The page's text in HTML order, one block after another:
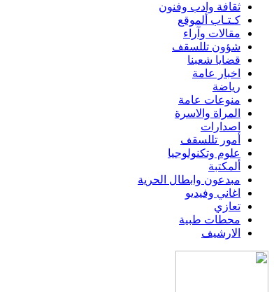
ثقافة وادب وفنون
كـتـاب ألموقع
مقالات وآراء
شؤون تللسقف
قضايا شعبنا
اخبار عامة
رياضة
منوعات عامة
المراة والاسرة
اصدارات
أمور تللسقف
علوم وتكنولوجيا
ألمكتبة
مبدعون وابطال الحرية
اغاني وفيديو
تعازي
محطات طبية
الارشيف